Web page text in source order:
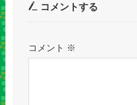
コメントする
コメント ※